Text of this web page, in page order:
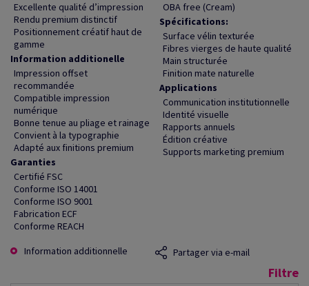
Excellente qualité d’impression
Rendu premium distinctif
Positionnement créatif haut de
gamme
Information additionelle
Impression offset
recommandée
Compatible impression
numérique
Bonne tenue au pliage et rainage
Convient à la typographie
Adapté aux finitions premium
Garanties
Certifié FSC
Conforme ISO 14001
Conforme ISO 9001
Fabrication ECF
Conforme REACH
OBA free (Cream)
Spécifications:
Surface vélin texturée
Fibres vierges de haute qualité
Main structurée
Finition mate naturelle
Applications
Communication institutionnelle
Identité visuelle
Rapports annuels
Édition créative
Supports marketing premium
Information additionnelle Partager via e-mail
Filtre